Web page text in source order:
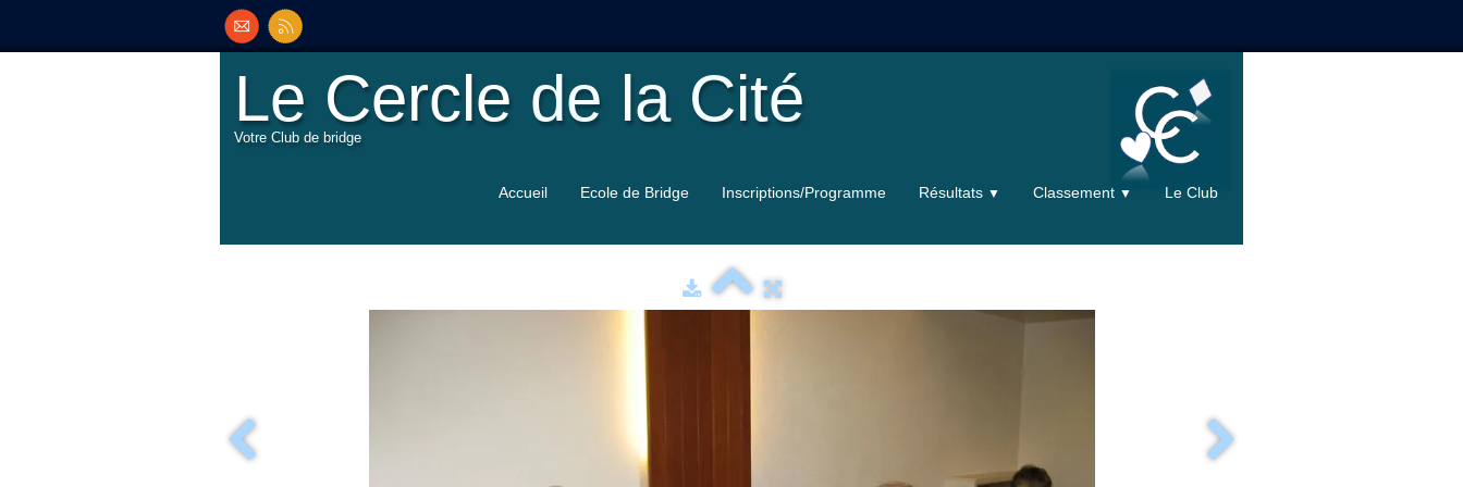
Le Cercle de la Cité
Votre Club de bridge
Accueil Ecole de Bridge Inscriptions/Programme Résultats ▼ Classement ▼ Le Club